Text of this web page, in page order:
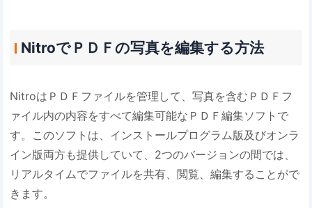
NitroでＰＤＦの写真を編集する方法
NitroはＰＤＦファイルを管理して、写真を含むＰＤＦフ
ァイル内の内容をすべて編集可能なＰＤＦ編集ソフトで
す。このソフトは、インストールプログラム版及びオンラ
イン版両方も提供していて、2つのバージョンの間では、
リアルタイムでファイルを共有、閲覧、編集することがで
きます。